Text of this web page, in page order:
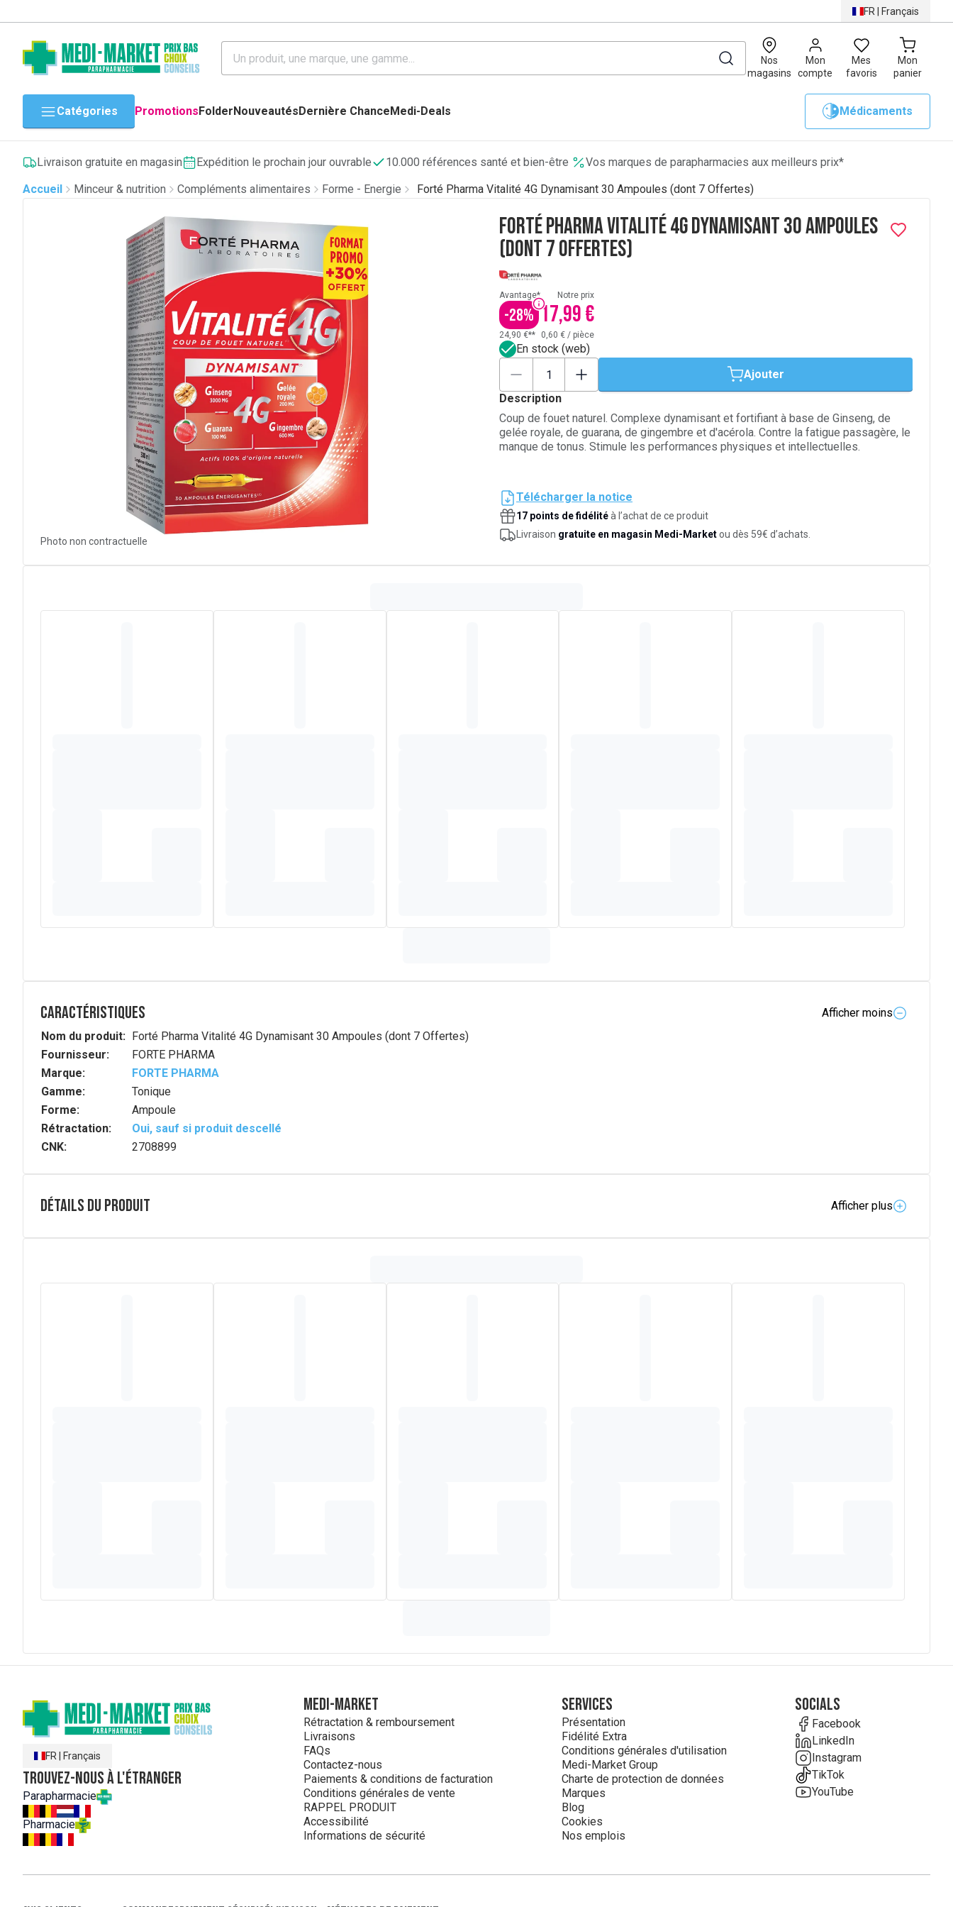
FR | Français
Nos
magasins
Mon
compte
Mes
favoris
Mon
panier
0
Catégories PromotionsFolderNouveautésDernière ChanceMedi-Deals Médicaments
Livraison gratuite en magasin Expédition le prochain jour ouvrable 10.000 références santé et bien-être
Vos marques de parapharmacies aux meilleurs prix*
Accueil
Minceur & nutrition Compléments alimentaires Forme - Energie Forté Pharma Vitalité 4G Dynamisant 30 Ampoules (dont 7 Offertes)
Photo non contractuelle
Forté Pharma Vitalité 4G Dynamisant 30 Ampoules
(dont 7 Offertes)
Avantage*
-28%
Notre prix
17,99 €
24,90 €** 0,60 € / pièce
En stock (web)
Ajouter
Description
Coup de fouet naturel. Complexe dynamisant et fortifiant à base de Ginseng, de
gelée royale, de guarana, de gingembre et d'acérola. Contre la fatigue passagère, le
manque de tonus. Stimule les performances physiques et intellectuelles.
Télécharger la notice
17 points de fidélitéà l’achat de ce produit
Livraison gratuite en magasin Medi-Marketou dès 59€ d’achats.
Caractéristiques
Afficher moins
Nom du produit: Forté Pharma Vitalité 4G Dynamisant 30 Ampoules (dont 7 Offertes)
Fournisseur:
FORTE PHARMA
Marque:
FORTE PHARMA
Gamme:
Tonique
Forme:
Ampoule
Rétractation:
Oui, sauf si produit descellé
CNK:
2708899
Détails du produit
Afficher plus
Energie Vitalité 4G agit naturellement pour : 1. Combattre efficacement la fatigue passagère 2. Stimuler les performances physiques et intellectuelles.
vigueur grâce à ses propriétés aphrodisiaques • au Guarana, riche en caféine qui est utilisé pour son effet stimulant.
FR Français
Trouvez-nous à l'étranger
Parapharmacie
Pharmacie
MEDI-MARKET
Rétractation & remboursement
Livraisons
FAQs
Contactez-nous
Paiements & conditions de facturation
Conditions générales de vente
RAPPEL PRODUIT
Accessibilité
Informations de sécurité
Services
Présentation
Fidélité Extra
Conditions générales d'utilisation
Medi-Market Group
Charte de protection de données
Marques
Blog
Cookies
Nos emplois
Socials
Facebook
LinkedIn
Instagram
TikTok
YouTube